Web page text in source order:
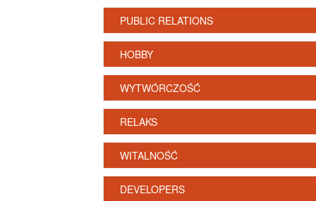
PUBLIC RELATIONS
HOBBY
WYTWÓRCZOŚĆ
RELAKS
WITALNOŚĆ
DEVELOPERS